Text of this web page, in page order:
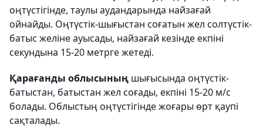
оңтүстігінде, таулы аудандарында найзағай
ойнайды. Оңтүстік-шығыстан соғатын жел солтүстік-
батыс желіне ауысады, найзағай кезінде екпіні
секундына 15-20 метрге жетеді.
Қарағанды облысының шығысында оңтүстік-
батыстан, батыстан жел соғады, екпіні 15-20 м/с
болады. Облыстың оңтүстігінде жоғары өрт қаупі
сақталады.